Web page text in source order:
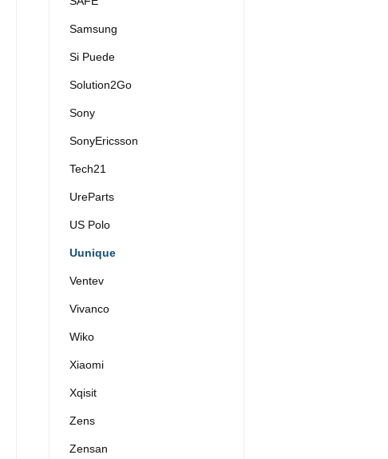
Samsung
Si Puede
Solution2Go
Sony
SonyEricsson
Tech21
UreParts
US Polo
Uunique
Ventev
Vivanco
Wiko
Xiaomi
Xqisit
Zens
Zensan